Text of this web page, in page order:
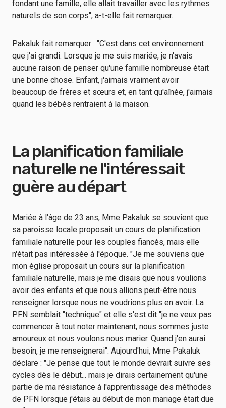
fondant une famille, elle allait travailler avec les rythmes
naturels de son corps", a-t-elle fait remarquer.
Pakaluk fait remarquer : "C'est dans cet environnement
que j'ai grandi. Lorsque je me suis mariée, je n'avais
aucune raison de penser qu'une famille nombreuse était
une bonne chose. Enfant, j'aimais vraiment avoir
beaucoup de frères et sœurs et, en tant qu'aînée, j'aimais
quand les bébés rentraient à la maison.
La planification familiale
naturelle ne l'intéressait
guère au départ
Mariée à l'âge de 23 ans, Mme Pakaluk se souvient que
sa paroisse locale proposait un cours de planification
familiale naturelle pour les couples fiancés, mais elle
n'était pas intéressée à l'époque. "Je me souviens que
mon église proposait un cours sur la planification
familiale naturelle, mais je me disais que nous voulions
avoir des enfants et que nous allions peut-être nous
renseigner lorsque nous ne voudrions plus en avoir. La
PFN semblait "technique" et elle s'est dit "je ne veux pas
commencer à tout noter maintenant, nous sommes juste
amoureux et nous voulons nous marier. Quand j'en aurai
besoin, je me renseignerai". Aujourd'hui, Mme Pakaluk
déclare : "Je pense que tout le monde devrait suivre ses
cycles dès le début... mais je dirais certainement qu'une
partie de ma résistance à l'apprentissage des méthodes
de PFN lorsque j'étais au début de mon mariage était due